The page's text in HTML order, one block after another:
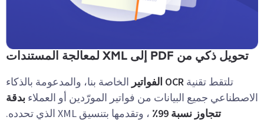
تحويل ذكي من PDF إلى XML لمعالجة المستندات
تلتقط تقنيةOCR الفواتير
الخاصة بنا، والمدعومة بالذكاء
الاصطناعي جميع البيانات من فواتير المورّدين أو العملاءبدقة
تتجاوز نسبة 99٪
، وتقدمها بتنسيق XML الذي تحدده.